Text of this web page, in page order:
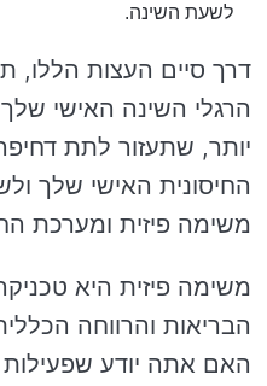
לשעת השינה.
דרך סיים העצות הללו,
הרגלי השינה האישי
יותר, שתעזור לתת
החיסונית האישי שלך
משימה פיזית ומערכת
משימה פיזית היא
הבריאות והרווחה
האם אתה יודע שפעילות